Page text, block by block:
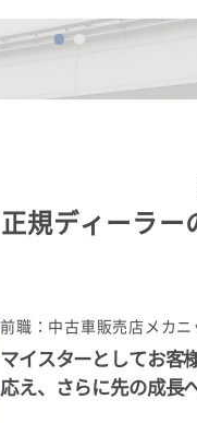
正規ディーラー
前職：中古車販売店メカニ
マイスターとしてお客
応え、さらに先の成長